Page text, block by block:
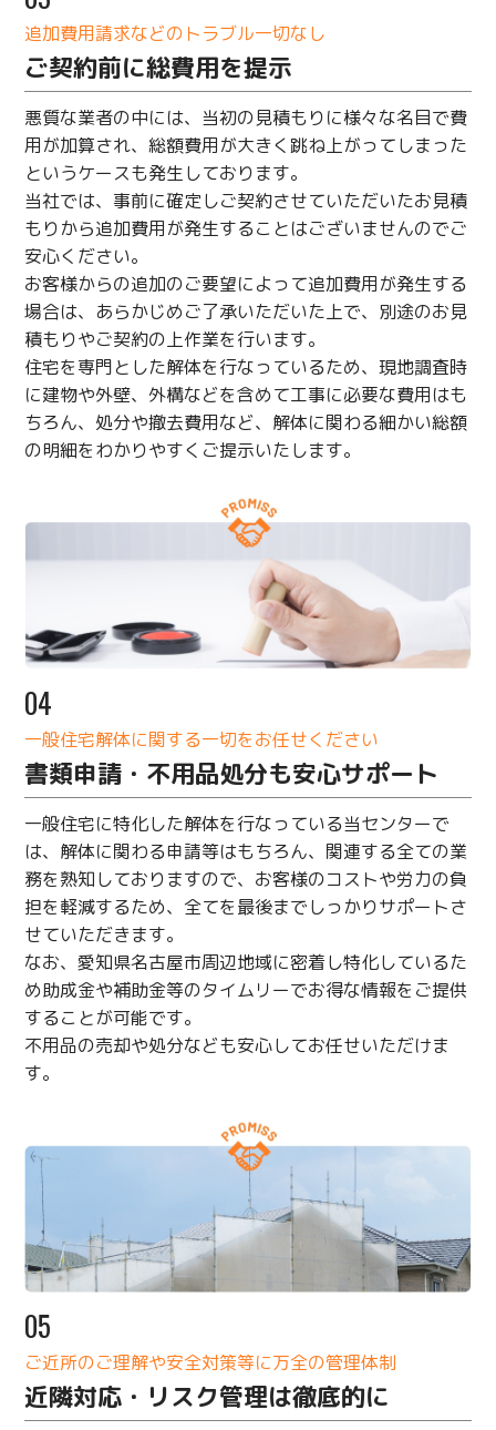
追加費用請求などのトラブル一切なし
ご契約前に総費用を提示
悪質な業者の中には、当初の見積もりに様々な名目で費
用が加算され、総額費用が大きく跳ね上がってしまった
というケースも発生しております。
当社では、事前に確定しご契約させていただいたお見積
もりから追加費用が発生することはございませんのでご
安心ください。
お客様からの追加のご要望によって追加費用が発生する
場合は、あらかじめご了承いただいた上で、別途のお見
積もりやご契約の上作業を行います。
住宅を専門とした解体を行なっているため、現地調査時
に建物や外壁、外構などを含めて工事に必要な費用はも
ちろん、処分や撤去費用など、解体に関わる細かい総額
の明細をわかりやすくご提示いたします。
04
一般住宅解体に関する一切をお任せください
書類申請・不用品処分も安心サポート
一般住宅に特化した解体を行なっている当センターで
は、解体に関わる申請等はもちろん、関連する全ての業
務を熟知しておりますので、お客様のコストや労力の負
担を軽減するため、全てを最後までしっかりサポートさ
せていただきます。
なお、愛知県名古屋市周辺地域に密着し特化しているた
め助成金や補助金等のタイムリーでお得な情報をご提供
することが可能です。
不用品の売却や処分なども安心してお任せいただけま
す。
05
ご近所のご理解や安全対策等に万全の管理体制
近隣対応・リスク管理は徹底的に